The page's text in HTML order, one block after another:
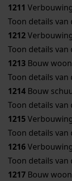
1211
Toon details van
1212
Toon details van
1213 Bouw
Toon details van
1214 Bouw
Toon details van
1215
Toon details van
1216
Toon details van
1217 Bouw